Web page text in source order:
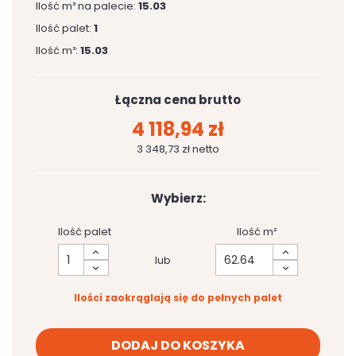
Ilość m³ na palecie: 15.03
Ilość palet: 1
Ilość m³: 15.03
Łączna cena brutto
4 118,94 zł
3 348,73 zł netto
Wybierz:
Ilość palet
lub
Ilość m²
Ilości zaokrąglają się do pełnych palet
DODAJ DO KOSZYKA